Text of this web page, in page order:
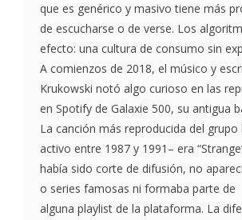
que es genérico y masivo tiene más
de escucharse o de verse. Los
efecto: una cultura de consumo sin
A comienzos de 2018, el músico y
Krukowski notó algo curioso en las
en Spotify de Galaxie 500, su antigua
La canción más reproducida del
activo entre 1987 y 1991– era
había sido corte de difusión, no
o series famosas ni formaba parte de
alguna playlist de la plataforma. La